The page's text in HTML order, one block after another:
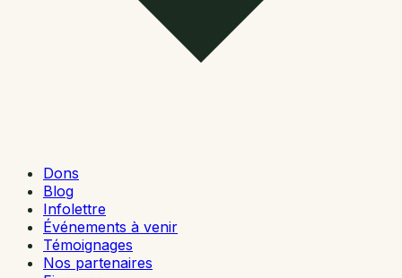
Dons
Blog
Infolettre
Événements à venir
Témoignages
Nos partenaires